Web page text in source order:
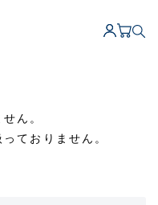
ん。
ておりません。